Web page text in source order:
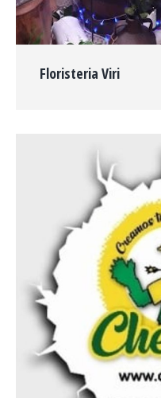
Floristeria Viri